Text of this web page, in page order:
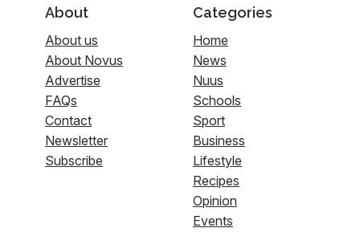
About
About us
About Novus
Advertise
FAQs
Contact
Newsletter
Subscribe
Categories
Home
News
Nuus
Schools
Sport
Business
Lifestyle
Recipes
Opinion
Events